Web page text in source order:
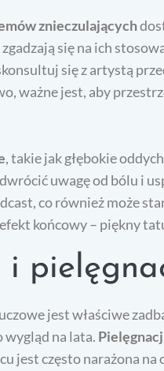
znieczulających
się na ich
się z artystą
ważne jest, aby
, takie jak głębokie
uwagę od bólu i
co również może
końcowy – piękny
i
jest właściwe
wygląd na lata.
jest często narażona